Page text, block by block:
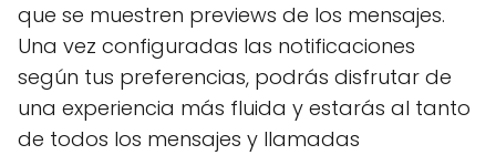
que se muestren previews de los mensajes.
Una vez configuradas las notificaciones
según tus preferencias, podrás disfrutar de
una experiencia más fluida y estarás al tanto
de todos los mensajes y llamadas